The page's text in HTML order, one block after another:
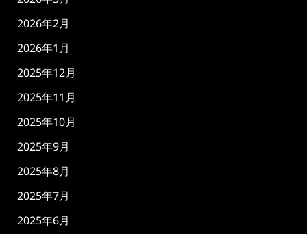
2026年2月
2026年1月
2025年12月
2025年11月
2025年10月
2025年9月
2025年8月
2025年7月
2025年6月